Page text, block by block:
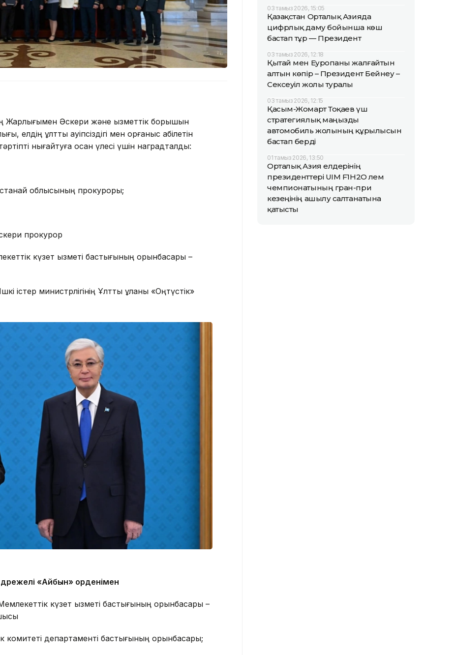
Жарлығымен Әскери және қызметтік борышын
елдің ұлттық қауіпсіздігі мен қорғаныс қабілетін
нығайтуға қосқан үлесі үшін наградталды:
облысының прокуроры;
прокурор
күзет қызметі бастығының орынбасары –
істер министрлігінің Ұлттық ұланы «Оңтүстік»
«Айбын» орденімен
күзет қызметі бастығының орынбасары –
комитеті департаменті бастығының орынбасары;
03 тамыз 2026, 15:05
Қазақстан Орталық Азияда
цифрлық даму бойынша көш
бастап тұр — Президент
03 тамыз 2026, 12:18
Қытай мен Еуропаны жалғайтын
алтын көпір – Президент Бейнеу –
Сексеуіл жолы туралы
03 тамыз 2026, 12:15
Қасым-Жомарт Тоқаев үш
стратегиялық маңызды
автомобиль жолының құрылысын
бастап берді
01 тамыз 2026, 13:50
Орталық Азия елдерінің
президенттері UIM F1H2O әлем
чемпионатының гран-при
кезеңінің ашылу салтанатына
қатысты